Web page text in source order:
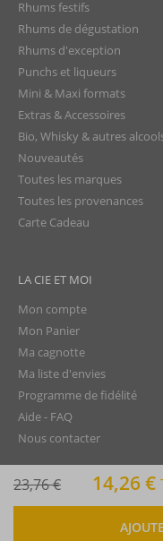
23,76 € 14,26 €
Rhums festifs
Rhums de dégustation
Rhums d'exception
Punchs et liqueurs
Mini & Maxi formats
Extras & Accessoires
Bio, Whisky & autres
Nouveautés
Toutes les marques
Toutes les provenances
Carte Cadeau
LA CIE ET MOI
Mon compte
Mon Panier
Ma cagnotte
Ma liste d'envies
Programme de fidélité
Aide - FAQ
Nous contacter